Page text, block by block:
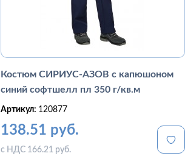
Костюм СИРИУС-АЗОВ с капюшоном
синий софтшелл пл 350 г/кв.м
Артикул: 120877
138.51 руб.
с НДС 166.21 руб.